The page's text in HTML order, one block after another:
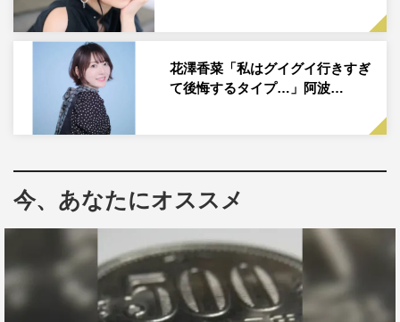
ど、それは高校生の玲ちゃんであり、ゲーム『シャンフ
ロ』の世界でプレイしている甲冑姿のサイガ-0は、少し難
しいなと思っていたんです。でも、玲ちゃんで合格をいた
だきまして、また講談社さんの作品だー！ と思って、す
ごくうれしくなりました。
ベンジャーズ』など、数多くの作品に出演されていますか
らね。ということは、オーディションのあとに『シャング
リラ・フロンティア シャンフロチャンネル』があったの
ですね。
そうなんです。決まったあとにコミックスのPVを録らせ
花澤香菜「私はグイグイ行きすぎ
て後悔するタイプ…」阿波…
今、あなたにオススメ